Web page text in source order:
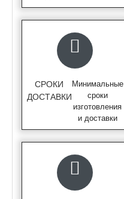
СРОКИ
ДОСТАВКИ
Минимальные
сроки
изготовления
и доставки